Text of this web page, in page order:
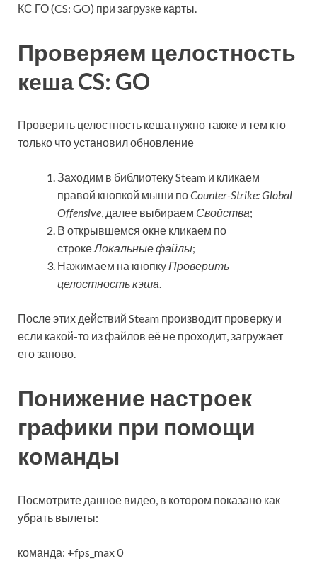
КС ГО (CS: GO) при загрузке карты.
Проверяем целостность
кеша CS: GO
Проверить целостность кеша нужно также и тем кто
только что установил обновление
Заходим в библиотеку Steam и кликаем
правой кнопкой мыши поCounter-Strike: Global
Offensive, далее выбираем Свойства;
В открывшемся окне кликаем по
строкеЛокальные файлы;
Нажимаем на кнопкуПроверить
целостность кэша.
После этих действий Steam производит проверку и
если какой-то из файлов её не проходит, загружает
его заново.
Понижение настроек
графики при помощи
команды
Посмотрите данное видео, в котором показано как
убрать вылеты:
команда: +fps_max 0